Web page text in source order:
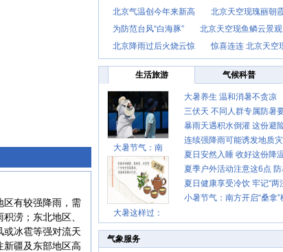
区有较强降雨，需
涝；东北地区、
或冰雹等强对流天
新疆及东部地区高
北京气温创今年来新高
北京天空现瑰丽朝
为防范台风“白海豚”
北京天空现鱼鳞云景观
北京降雨过后火烧云惊
惊喜连连 北京天空
生活旅游 气候科普
大暑节气：南
大暑这样过：
大暑养生 温和消暑不贪凉
三伏天 不同人群专属防暑
请收好
暴雨天遇积水倒灌 这份避
示请收好
连续强降雨可能诱发地质
这些前兆要知道
夏日安然入睡 收好这份降
贴士
夏季户外活动注意这6点 防
健身两不误
夏日健康享受冷饮 牢记“两
一控制”
小暑节气：南方开启“桑拿”
气象服务